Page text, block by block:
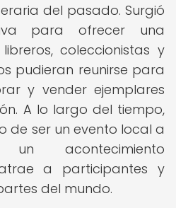
del pasado. Surgió
para ofrecer una
coleccionistas y
pudieran reunirse para
y vender ejemplares
A lo largo del tiempo,
de ser un evento local a
acontecimiento
a participantes y
del mundo.